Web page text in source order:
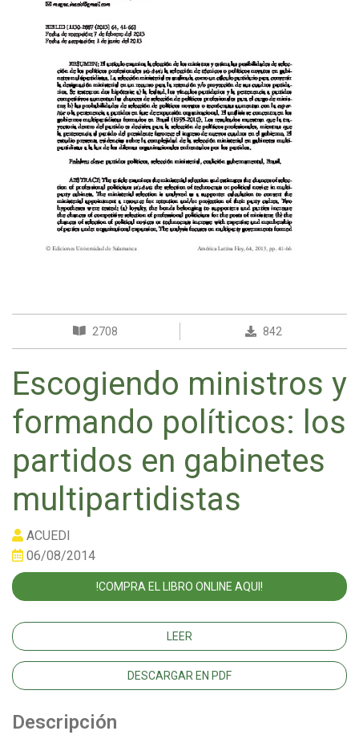
2708 842
Escogiendo ministros y
formando políticos: los
partidos en gabinetes
multipartidistas
ACUEDI
06/08/2014
!COMPRA EL LIBRO ONLINE AQUI!
LEER
DESCARGAR EN PDF
Descripción